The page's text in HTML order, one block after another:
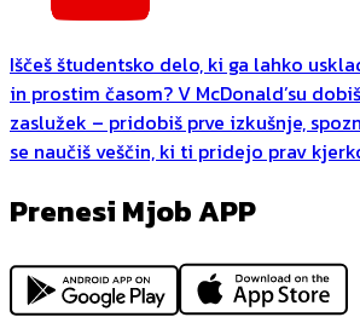
Iščeš študentsko delo, ki ga lahko
in prostim časom? V McDonald’su
zaslužek – pridobiš prve izkušnje,
se naučiš veščin, ki ti pridejo prav
Prenesi Mjob APP